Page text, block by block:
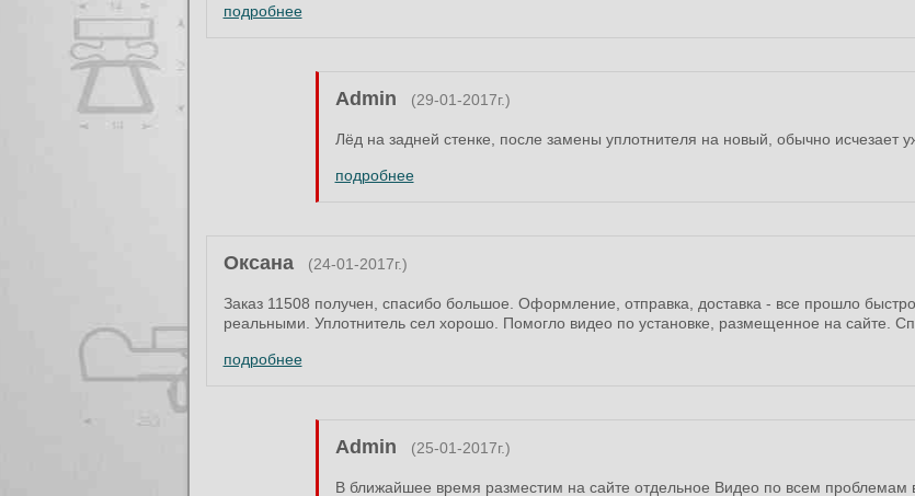
подробнее
Admin (29-01-2017г.)
Лёд на задней стенке, после замены уплотнителя на новый, обычно исчезает
подробнее
Оксана (24-01-2017г.)
Заказ 11508 получен, спасибо большое. Оформление, отправка, доставка - все прошло
реальными. Уплотнитель сел хорошо. Помогло видео по установке, размещенное на сайте.
подробнее
Admin (25-01-2017г.)
В ближайшее время разместим на сайте отдельное Видео по всем проблемам